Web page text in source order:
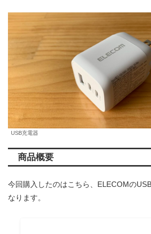
USB充電器
商品概要
今回購入したのはこちら、ELECOMの
なります。